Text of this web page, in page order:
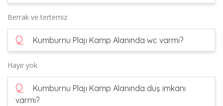
Berrak ve tertemiz
Q Kumburnu Plajı Kamp Alanında wc varmı?
Hayır yok
Q
Kumburnu Plajı Kamp Alanında duş imkanı
varmı?